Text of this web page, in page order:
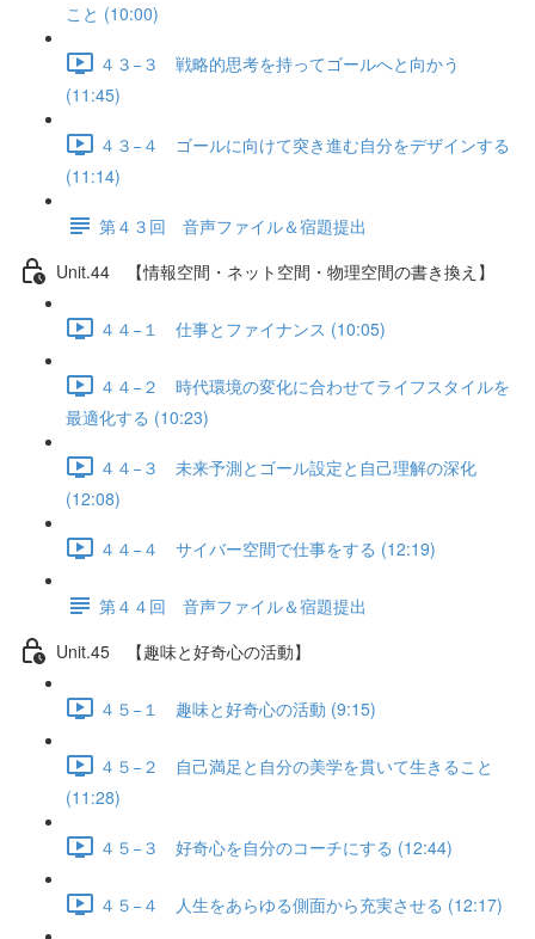
こと (10:00)
４３−３ 戦略的思考を持ってゴールへと向かう
(11:45)
４３−４ ゴールに向けて突き進む自分をデザインする
(11:14)
第４３回 音声ファイル＆宿題提出
Unit.44 【情報空間・ネット空間・物理空間の書き換え】
４４−１ 仕事とファイナンス (10:05)
４４−２ 時代環境の変化に合わせてライフスタイルを
最適化する (10:23)
４４−３ 未来予測とゴール設定と自己理解の深化
(12:08)
４４−４ サイバー空間で仕事をする (12:19)
第４４回 音声ファイル＆宿題提出
Unit.45 【趣味と好奇心の活動】
４５−１ 趣味と好奇心の活動 (9:15)
４５−２ 自己満足と自分の美学を貫いて生きること
(11:28)
４５−３ 好奇心を自分のコーチにする (12:44)
４５−４ 人生をあらゆる側面から充実させる (12:17)